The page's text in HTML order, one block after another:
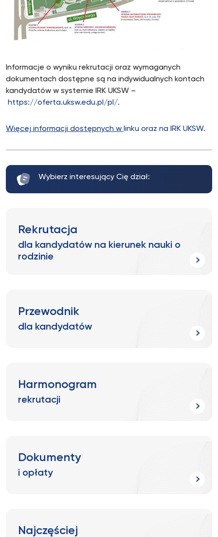
Informacje o wyniku rekrutacji oraz wymaganych
dokumentach dostępne są na indywidualnych kontach
kandydatów w systemie IRK UKSW –
https://oferta.uksw.edu.pl/pl/.
Więcej informacji dostępnych w linku oraz na IRK UKSW.
Wybierz interesujący Cię dział:
Rekrutacja
dla kandydatów na kierunek nauki o
rodzinie
Przewodnik
dla kandydatów
Harmonogram
rekrutacji
Dokumenty
i opłaty
Najczęściej